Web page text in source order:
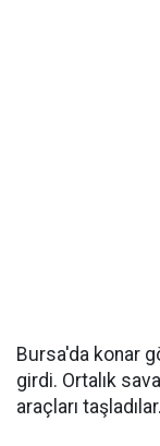
Bursa'da konar
girdi. Ortalık
araçları taşladılar.